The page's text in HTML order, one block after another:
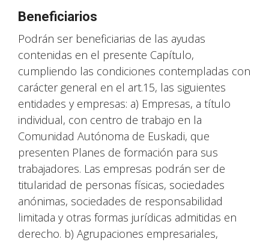
Beneficiarios
Podrán ser beneficiarias de las ayudas
contenidas en el presente Capítulo,
cumpliendo las condiciones contempladas con
carácter general en el art.15, las siguientes
entidades y empresas: a) Empresas, a título
individual, con centro de trabajo en la
Comunidad Autónoma de Euskadi, que
presenten Planes de formación para sus
trabajadores. Las empresas podrán ser de
titularidad de personas físicas, sociedades
anónimas, sociedades de responsabilidad
limitada y otras formas jurídicas admitidas en
derecho. b) Agrupaciones empresariales,